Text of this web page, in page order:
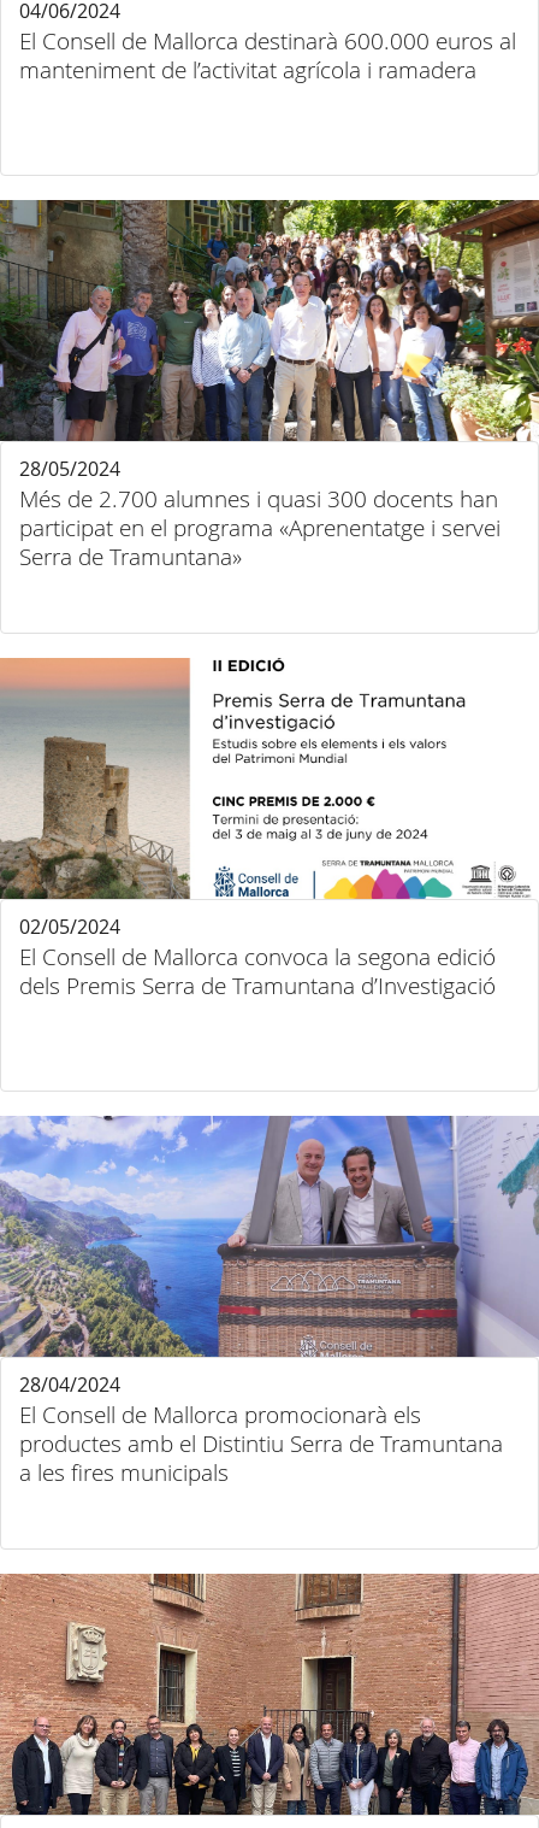
El Consell de Mallorca destinarà 600.000 euros al
manteniment de l’activitat agrícola i ramadera
04/06/2024
Més de 2.700 alumnes i quasi 300 docents han
participat en el programa «Aprenentatge i servei
Serra de Tramuntana»
28/05/2024
El Consell de Mallorca convoca la segona edició
dels Premis Serra de Tramuntana d’Investigació
02/05/2024
El Consell de Mallorca promocionarà els
productes amb el Distintiu Serra de Tramuntana
a les fires municipals
28/04/2024